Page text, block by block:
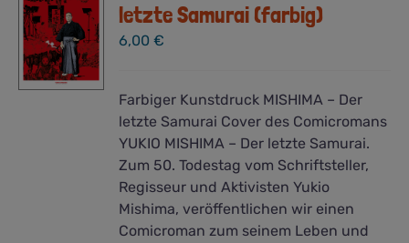
letzte Samurai (farbig)
6,00€
Farbiger Kunstdruck MISHIMA – Der
letzte Samurai Cover des Comicromans
YUKIO MISHIMA – Der letzte Samurai.
Zum 50. Todestag vom Schriftsteller,
Regisseur und Aktivisten Yukio
Mishima, veröffentlichen wir einen
Comicroman zum seinem Leben und